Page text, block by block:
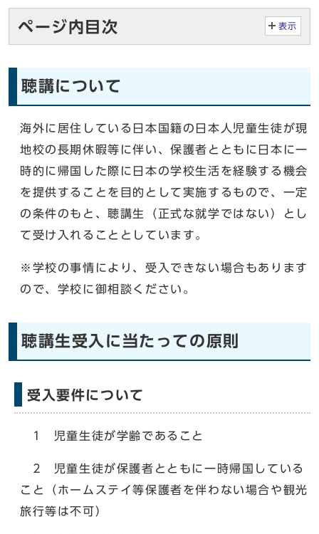
ページ内目次 表示
聴講について
海外に居住している日本国籍の日本人児童生徒が現
地校の長期休暇等に伴い、保護者とともに日本に一
時的に帰国した際に日本の学校生活を経験する機会
を提供することを目的として実施するもので、一定
の条件のもと、聴講生（正式な就学ではない）とし
て受け入れることとしています。
※学校の事情により、受入できない場合もあります
ので、学校に御相談ください。
聴講生受入に当たっての原則
受入要件について
1 児童生徒が学齢であること
2 児童生徒が保護者とともに一時帰国している
こと（ホームステイ等保護者を伴わない場合や観光
旅行等は不可）